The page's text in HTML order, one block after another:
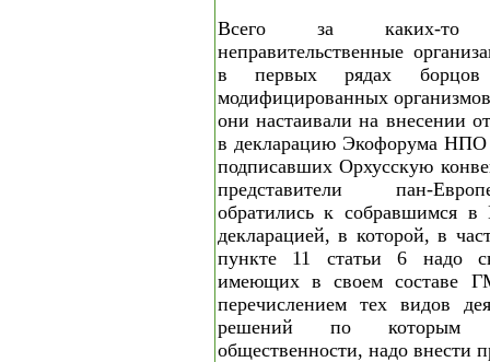
Всего за каких-то
неправительственные
в первых рядах борцов
модифицированных
они настаивали на внесении
в декларацию Экофорума НПО
подписавших Орхусскую
представители пан-
обратились к собравшимся
декларацией, в которой, в
пункте 11 статьи 6 надо
имеющих в своем составе
перечислением тех видов
решений по которым
общественности, надо внести